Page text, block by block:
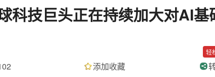
科技巨头正在持续加大对AI基
添加收藏
轻